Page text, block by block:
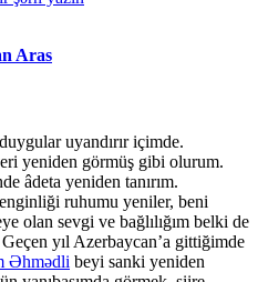
Aras
uyandırır içimde.
yeniden görmüş gibi olurum.
âdeta yeniden tanırım.
ruhumu yeniler, beni
olan sevgi ve bağlılığım belki de
yıl Azerbaycan’a gittiğimde
Əhmədli beyi sanki yeniden